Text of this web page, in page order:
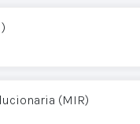
(MIR)